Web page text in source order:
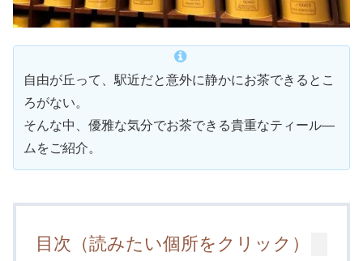
自由が丘って、駅近だと意外に静かにお茶できるとこ
ろがない。
そんな中、優雅な気分でお茶できる貴重なティール―
ムをご紹介。
目次（読みたい個所をクリック）